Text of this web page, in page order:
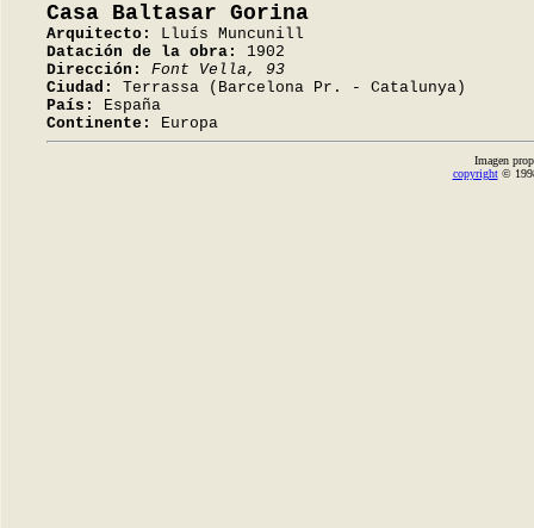
Casa Baltasar Gorina
Arquitecto:
Lluís Muncunill
Datación de la obra:
1902
Dirección:
Font Vella, 93
Ciudad:
Terrassa (Barcelona Pr. - Catalunya)
País:
España
Continente:
Europa
Imagen
copyright©